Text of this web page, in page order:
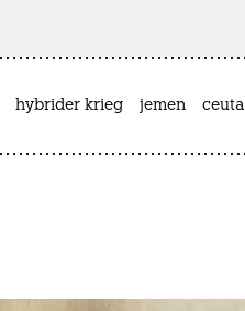
hybrider krieg jemen ceuta